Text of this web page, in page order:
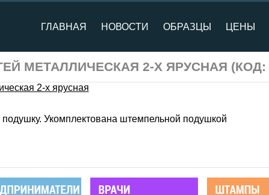
ГЛАВНАЯ НОВОСТИ ОБРАЗЦЫ ЦЕНЫ
МЕТАЛЛИЧЕСКАЯ 2-Х ЯРУСНАЯ (КОД:
Укомплектована штемпельной подушкой